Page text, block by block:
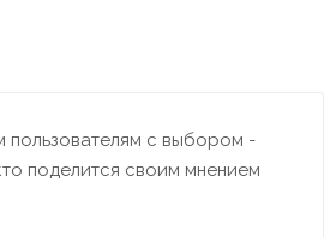
пользователям с выбором -
поделится своим мнением